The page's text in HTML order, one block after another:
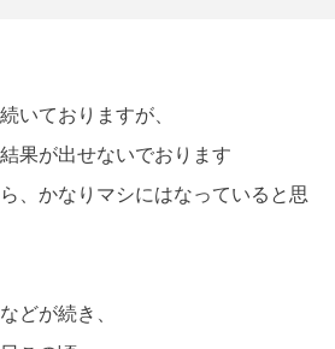
いておりますが、
果が出せないでおります
、かなりマシにはなっていると思
どが続き、